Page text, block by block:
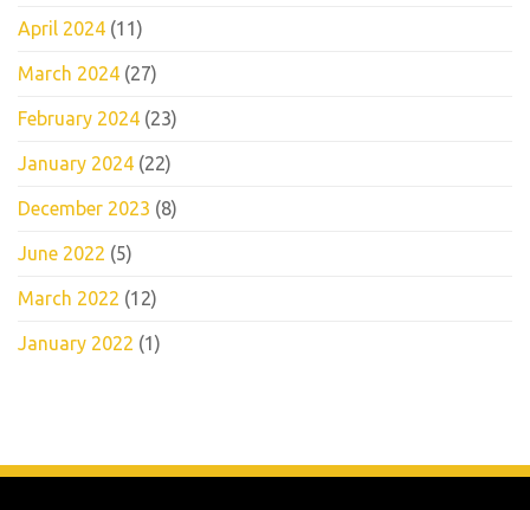
April 2024 (11)
March 2024 (27)
February 2024 (23)
January 2024 (22)
December 2023 (8)
June 2022 (5)
March 2022 (12)
January 2022 (1)